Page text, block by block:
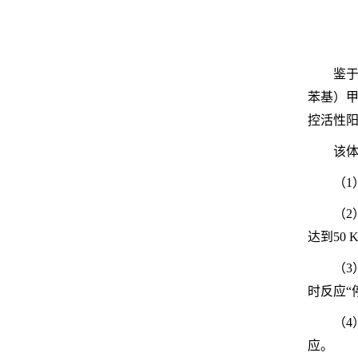
鉴
苯基）
控活性
该
（
（
达到50
（
时反应“
（
应。